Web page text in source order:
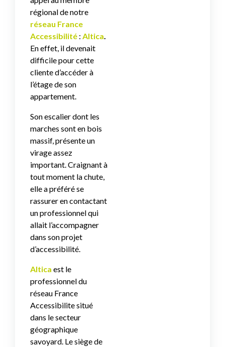
régional de notre
réseau France
Accessibilité : Altica
En effet, il devenait
difficile pour cette
cliente d’accéder à
l’étage de son
appartement.
Son escalier dont les
marches sont en bois
massif, présente un
virage assez
important. Craignant à
tout moment la chute,
elle a préféré se
rassurer en contactant
un professionnel qui
allait l’accompagner
dans son projet
d’accessibilité.
Altica est le
professionnel du
réseau France
Accessibilite situé
dans le secteur
géographique
savoyard. Le siège de